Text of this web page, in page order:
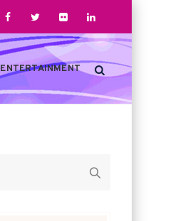
ENTERTAINMENT